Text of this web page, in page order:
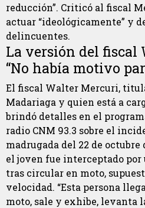
reducción”. Criticó al fiscal
actuar “ideológicamente” y
delincuentes.
La versión del fiscal
“No había motivo
El fiscal Walter Mercuri,
Madariaga y quien está a
brindó detalles en el
radio CNM 93.3 sobre el
madrugada del 22 de octubre
el joven fue interceptado
tras circular en moto,
velocidad. “Esta persona
moto, sale y exhibe, levanta